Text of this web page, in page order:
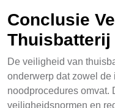
Conclusie
Thuisbatterij
De veiligheid van
onderwerp dat zowel
noodprocedures omvat.
veiligheidsnormen en